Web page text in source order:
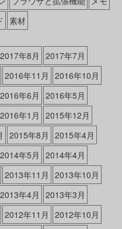
素材
2017年8月
2017年7月
2016年11月
2016年10月
2016年6月
2016年5月
2016年1月
2015年12月
2015年8月
2015年4月
2014年5月
2014年4月
2013年11月
2013年10月
2013年4月
2013年3月
2012年11月
2012年10月